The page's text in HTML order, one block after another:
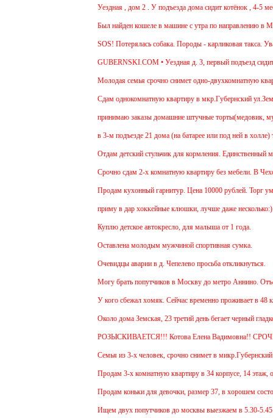
Уездная , дом 2 . У подъезда дома сидит котёнок , 4-5
Был найден кошеле в машине с утра по направлению в
SOS! Потерялась собака. Породы - карликовая такса.
GUBERNSKI.COM • Уездная д. 3, первый подъезд
Молодая семья срочно снимет одно-двухкомнатную
Cдам однокомнатную квартиру в мкр.Губернский
принимаю заказы домашние штучные торты(медовик,
в 3-м подъезде 21 дома (на батарее или под ней в
Отдам детский стульчик для кормления. Единственный
Срочно сдам 2-х комнатную квартиру без мебели. В
Продам кухонный гарнитур. Цена 10000 рублей. Торг
приму в дар хоккейные клюшки, лучше даже несколько:)
Куплю детское автокресло, для малыша от 1 года.
Оставлена молодым мужчиной спортивная сумка.
Очевидцы аварии в д. Чепелево просьба откликнуться.
Могу брать попутчиков в Москву до метро Аннино.
У кого сбежал хомяк. Сейчас временно проживает в 48
Около дома Земская, 23 третий день бегает черный
РОЗЫСКИВАЕТСЯ!!! Котова Елена Вадимовна!!
Семья из 3-х человек, срочно снимет в микр.Губернский
Продам 3-х комнатную квартиру в 34 корпусе, 14 этаж,
Продам коньки для девочки, размер 37, в хорошем
Ищем двух попутчиков до москвы выезжаем в 5.30-5.45